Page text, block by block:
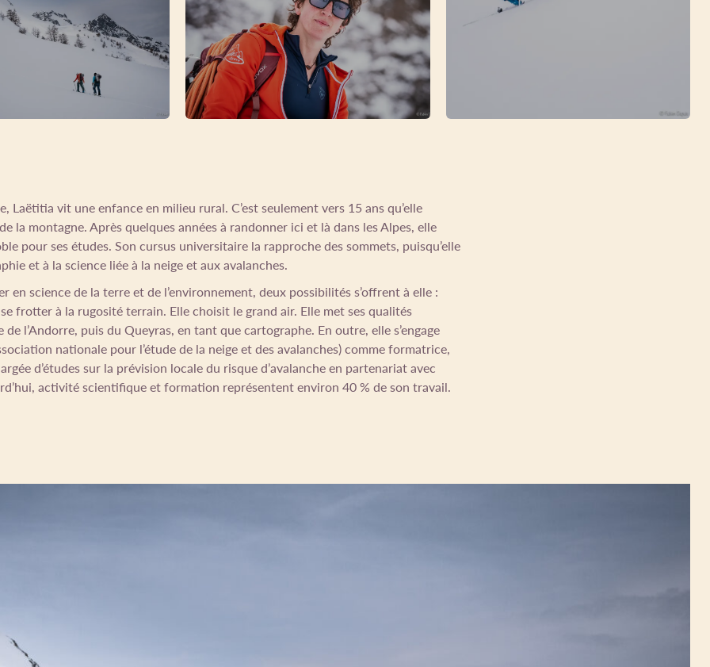
Laëtitia vit une enfance en milieu rural. C’est seulement vers 15 ans qu’elle
la montagne. Après quelques années à randonner ici et là dans les Alpes, elle
pour ses études. Son cursus universitaire la rapproche des sommets, puisqu’elle
et à la science liée à la neige et aux avalanches.
en science de la terre et de l’environnement, deux possibilités s’offrent à elle :
frotter à la rugosité terrain. Elle choisit le grand air. Elle met ses qualités
l’Andorre, puis du Queyras, en tant que cartographe. En outre, elle s’engage
nationale pour l’étude de la neige et des avalanches) comme formatrice,
d’études sur la prévision locale du risque d’avalanche en partenariat avec
activité scientifique et formation représentent environ 40 % de son travail.